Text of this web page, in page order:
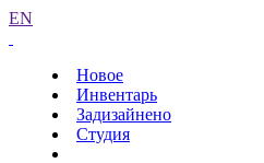
EN
Новое
Инвентарь
Задизайнено
Студия